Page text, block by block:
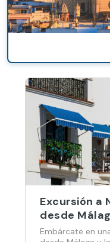
Excursión a
desde
Embárcate en